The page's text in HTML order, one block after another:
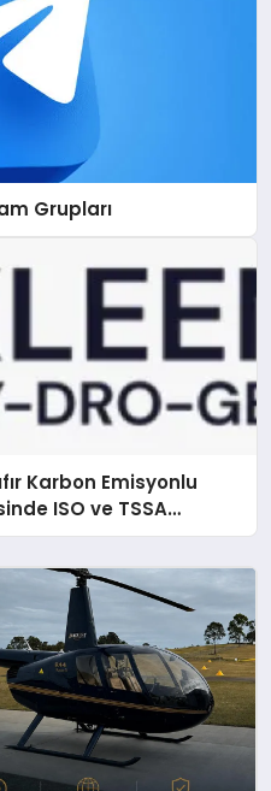
Grupları
Karbon Emisyonlu
ISO ve TSSA